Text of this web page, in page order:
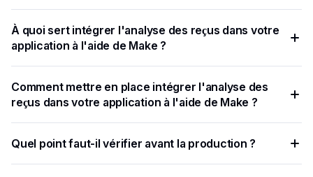
À quoi sert intégrer l'analyse des reçus dans votre
application à l'aide de Make ?
d'implémenter l'analyse des reçus dans votre application,
ignorez le didacticiel et regardez la vidéo ci-dessous.
Comment mettre en place intégrer l'analyse des
reçus dans votre application à l'aide de Make ?
applications telles que la gestion des dépenses, la
comptabilité et la comptabilité.
Quel point faut-il vérifier avant la production ?